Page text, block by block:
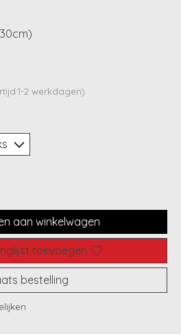
product is
2 werkdagen)
aan winkelwagen
toevoegen
bestelling